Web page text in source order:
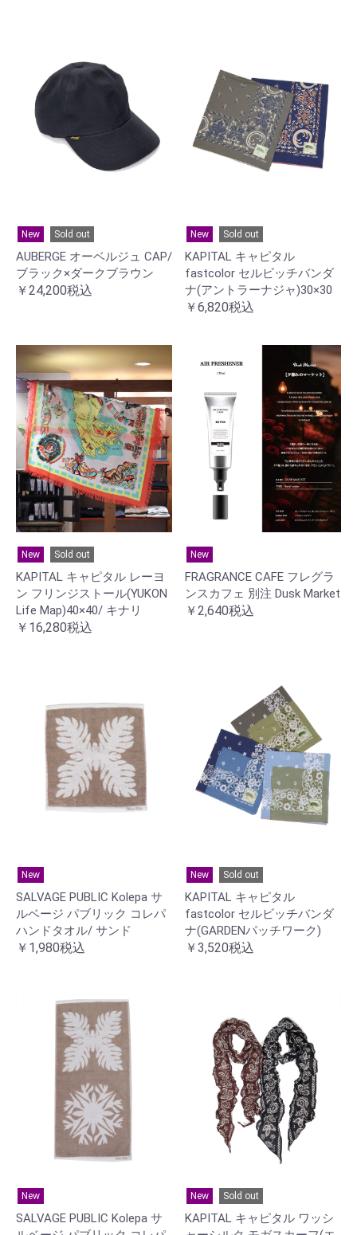
New Sold out
AUBERGE オーベルジュ CAP/
ブラック×ダークブラウン
￥24,200税込
New Sold out
KAPITAL キャピタル
fastcolor セルビッチバンダ
ナ(アントラーナジャ)30×30
￥6,820税込
New Sold out
KAPITAL キャピタル レーヨ
ン フリンジストール(YUKON
Life Map)40×40/ キナリ
￥16,280税込
New
FRAGRANCE CAFE フレグラ
ンスカフェ 別注 Dusk Market
￥2,640税込
New
SALVAGE PUBLIC Kolepa サ
ルベージ パブリック コレパ
ハンドタオル/ サンド
￥1,980税込
New Sold out
KAPITAL キャピタル
fastcolor セルビッチバンダ
ナ(GARDENパッチワーク)
￥3,520税込
New
SALVAGE PUBLIC Kolepa サ
New Sold out
KAPITAL キャピタル ワッシ